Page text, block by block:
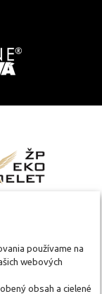
používame na
webových
obsah a cielené